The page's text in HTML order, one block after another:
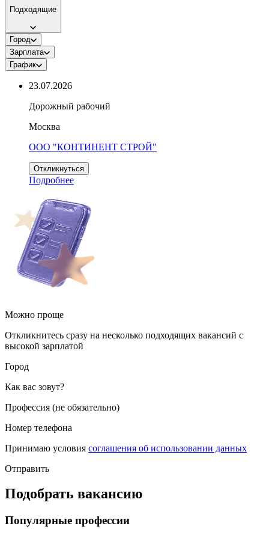
Подходящие
Город
Зарплата
График
23.07.2026
Дорожный рабочий
Москва
ООО "КОНТИНЕНТ СТРОЙ"
Откликнуться
Подробнее
Можно проще
Откликнитесь сразу на несколько подходящих вакансий с
высокой зарплатой
Город
Как вас зовут?
Профессия (не обязательно)
Номер телефона
Принимаю условия соглашения об использовании данных
Отправить
Подобрать вакансию
Популярные профессии